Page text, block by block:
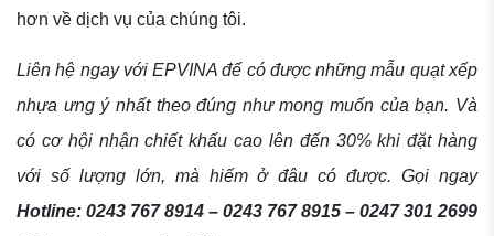
hơn về dịch vụ của chúng tôi.
Liên hệ ngay với EPVINA để có được những mẫu quạt xếp
nhựa ưng ý nhất theo đúng như mong muốn của bạn. Và
có cơ hội nhận chiết khấu cao lên đến 30% khi đặt hàng
với số lượng lớn, mà hiếm ở đâu có được.Gọi ngay
Hotline: 0243 767 8914 – 0243 767 8915 – 0247 301 2699